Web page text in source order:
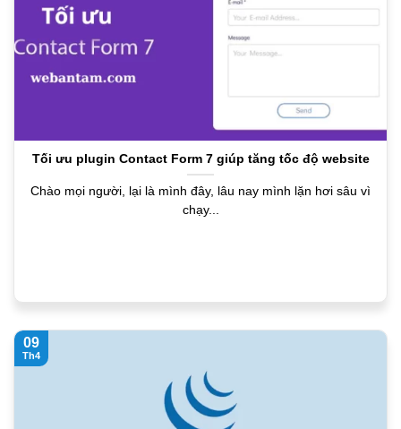
Tối ưu plugin Contact Form 7 giúp tăng tốc độ website
Chào mọi người, lại là mình đây, lâu nay mình lặn hơi sâu vì
chạy...
09
Th4